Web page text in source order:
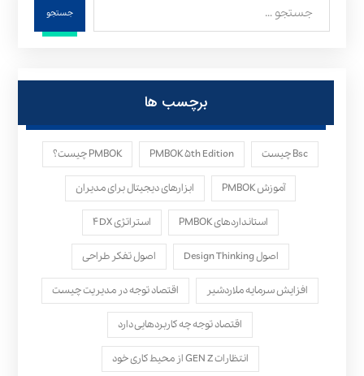
جستجو
برچسب ها
Bsc چیست PMBOK ۵th Edition PMBOK چیست؟
آموزش PMBOK ابزارهای دیجیتال برای مدیران
استانداردهای PMBOK استراتژی ۴DX
اصول Design Thinking اصول تفکر طراحی
افزایش سرمایه ملاردشیر اقتصاد توجه در مدیریت چیست
اقتصاد توجه چه کاربردهایی دارد
انتظارات GEN Z از محیط کاری خود